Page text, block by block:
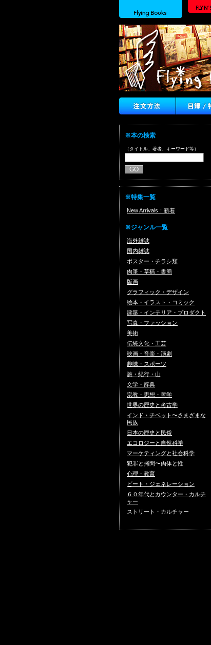
※本の検索
（タイトル、著者、キーワード等）
※特集一覧
New Arrivals：新着
※ジャンル一覧
海外雑誌
国内雑誌
ポスター・チラシ類
肉筆・草稿・書簡
版画
グラフィック・デザイン
絵本・イラスト・コミック
建築・インテリア・プロダクト
写真・ファッション
美術
伝統文化・工芸
映画・音楽・演劇
趣味・スポーツ
旅・紀行・山
文学・辞典
宗教・思想・哲学
世界の歴史と考古学
インド・チベット〜さまざまな
民族
日本の歴史と民俗
エコロジーと自然科学
マーケティングと社会科学
犯罪と拷問〜肉体と性
心理・教育
ビート・ジェネレーション
６０年代とカウンター・カルチ
ャー
ストリート・カルチャー